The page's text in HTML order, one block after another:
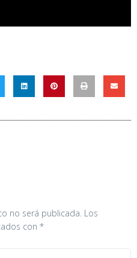
no será publicada. Los
con *